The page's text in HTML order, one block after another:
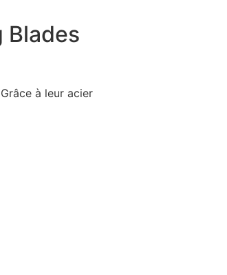
Blades
à leur acier